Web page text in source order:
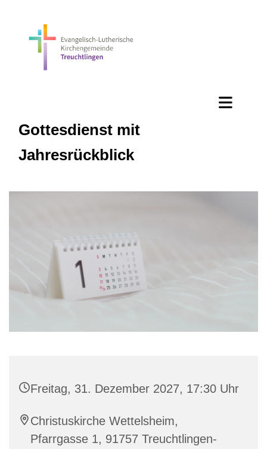
Gottesdienst mit
Jahresrückblick
Freitag, 31. Dezember 2027, 17:30 Uhr
Christuskirche Wettelsheim,
Pfarrgasse 1, 91757 Treuchtlingen-